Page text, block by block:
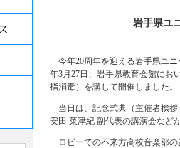
岩手県ユ
今年20周年を迎える岩手県ユニ
年3月27日、岩手県教育会館にお
指消毒）を講じて開催しました。
当日は、記念式典（主催者挨拶
安田 菜津紀 副代表の講演会など
ロビーでの不来方高校音楽部の